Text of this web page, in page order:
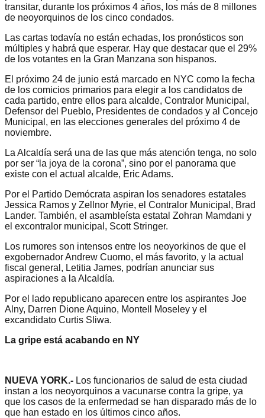
transitar, durante los próximos 4 años, los más de 8 millones
de neoyorquinos de los cinco condados.
Las cartas todavía no están echadas, los pronósticos son
múltiples y habrá que esperar. Hay que destacar que el 29%
de los votantes en la Gran Manzana son hispanos.
El próximo 24 de junio está marcado en NYC como la fecha
de los comicios primarios para elegir a los candidatos de
cada partido, entre ellos para alcalde, Contralor Municipal,
Defensor del Pueblo, Presidentes de condados y al Concejo
Municipal, en las elecciones generales del próximo 4 de
noviembre.
La Alcaldía será una de las que más atención tenga, no solo
por ser “la joya de la corona”, sino por el panorama que
existe con el actual alcalde, Eric Adams.
Por el Partido Demócrata aspiran los senadores estatales
Jessica Ramos y Zellnor Myrie, el Contralor Municipal, Brad
Lander. También, el asambleísta estatal Zohran Mamdani y
el excontralor municipal, Scott Stringer.
Los rumores son intensos entre los neoyorkinos de que el
exgobernador Andrew Cuomo, el más favorito, y la actual
fiscal general, Letitia James, podrían anunciar sus
aspiraciones a la Alcaldía.
Por el lado republicano aparecen entre los aspirantes Joe
Alny, Darren Dione Aquino, Montell Moseley y el
excandidato Curtis Sliwa.
La gripe está acabando en NY
NUEVA YORK.- Los funcionarios de salud de esta ciudad
instan a los neoyorquinos a vacunarse contra la gripe, ya
que los casos de la enfermedad se han disparado más de lo
que han estado en los últimos cinco años.